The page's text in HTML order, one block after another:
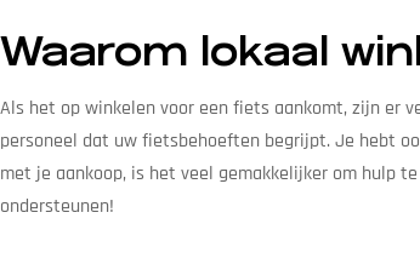
Waarom lokaal
Als het op winkelen voor een fiets aankomt, zijn er
personeel dat uw fietsbehoeften begrijpt. Je hebt
met je aankoop, is het veel gemakkelijker om hulp
ondersteunen!